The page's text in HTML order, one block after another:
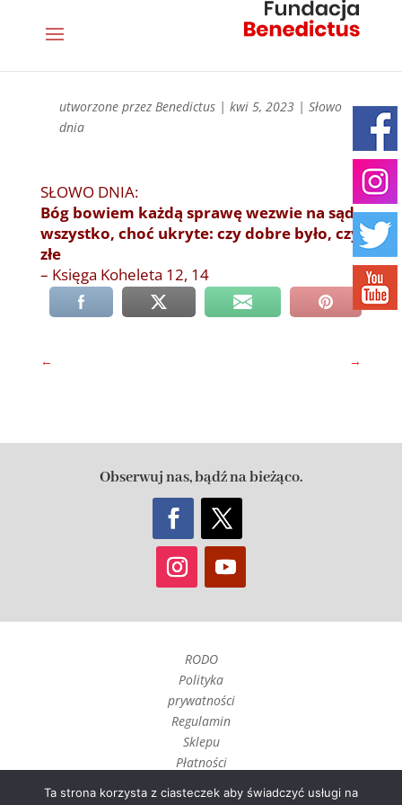
utworzone przez Benedictus| kwi 5, 2023| Słowo
dnia
SŁOWO DNIA:
Bóg bowiem każdą sprawę wezwie na sąd,
wszystko, choć ukryte: czy dobre było, czy
złe
– Księga Koheleta 12, 14
← →
Obserwuj nas, bądź na bieżąco.
RODO
Polityka
prywatności
Regulamin
Sklepu
Płatności
Ta strona korzysta z ciasteczek aby świadczyć usługi na